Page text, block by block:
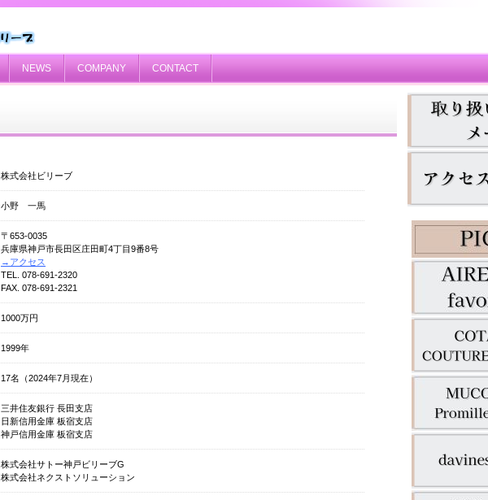
株式会社ビリーブ
小野 一馬
〒653-0035
兵庫県神戸市長田区庄田町4丁目9番8号
→アクセス
TEL. 078-691-2320
FAX. 078-691-2321
1000万円
1999年
17名（2024年7月現在）
三井住友銀行 長田支店
日新信用金庫 板宿支店
神戸信用金庫 板宿支店
株式会社サトー神戸ビリーブG
株式会社ネクストソリューション
NEWS COMPANY CONTACT